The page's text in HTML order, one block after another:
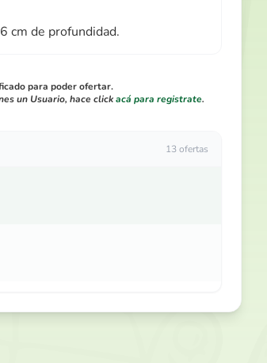
cm de profundidad.
para poder ofertar.
un Usuario, hace clickacá para registrate.
13 ofertas